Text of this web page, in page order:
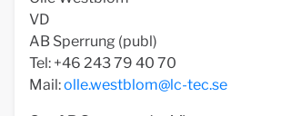
VD
AB Sperrung (publ)
Tel: +46 243 79 40 70
Mail:olle.westblom@lc-tec.se